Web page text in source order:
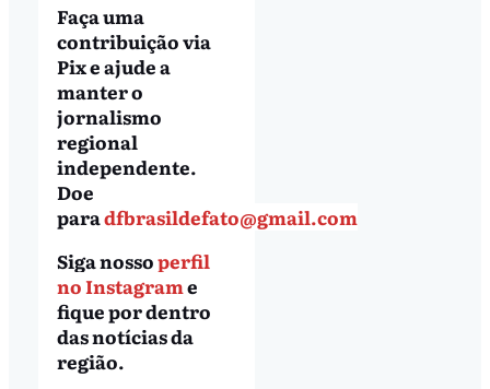
Faça uma
contribuição via
Pix e ajude a
manter o
jornalismo
regional
independente.
Doe
paradfbrasildefato@gmail.com
Siga nossoperfil
no Instagrame
fique por dentro
das notícias da
região.